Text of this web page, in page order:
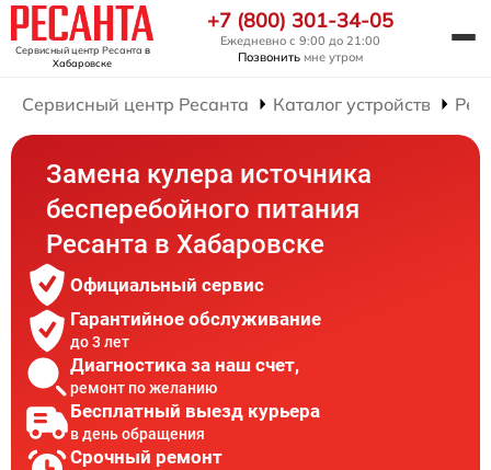
Сервисный центр Ресанта в
Хабаровске
+7 (800) 301-34-05
Ежедневно с 9:00 до 21:00
Позвонить мне утром
Сервисный центр Ресанта Каталог устройств
Замена кулера источника
бесперебойного питания
Ресанта в Хабаровске
Официальный сервис
Гарантийное обслуживание
до 3 лет
Диагностика за наш счет,
ремонт по желанию
Бесплатный выезд курьера
в день обращения
Срочный ремонт